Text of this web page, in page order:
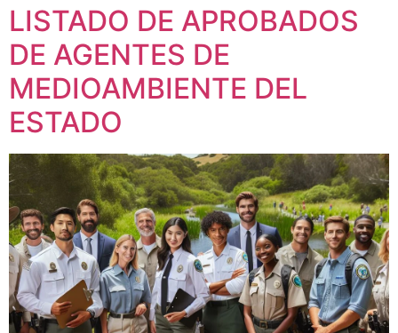
LISTADO DE APROBADOS
DE AGENTES DE
MEDIOAMBIENTE DEL
ESTADO